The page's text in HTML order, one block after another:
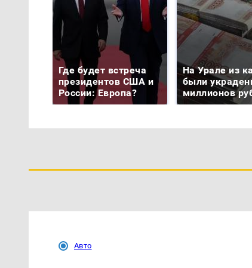
Где будет встреча
президентов США и
России: Европа?
На Урале из
были
миллионов
Авто